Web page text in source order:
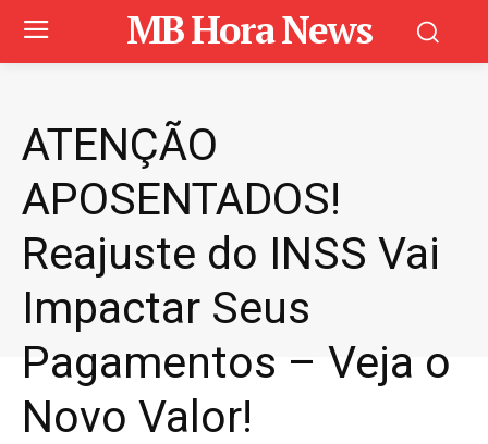
MB Hora News
ATENÇÃO
APOSENTADOS!
Reajuste do INSS Vai
Impactar Seus
Pagamentos – Veja o
Novo Valor!